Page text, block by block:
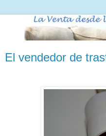
El vendedor de